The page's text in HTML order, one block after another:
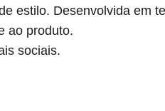
estilo. Desenvolvida em
ao produto.
sociais.